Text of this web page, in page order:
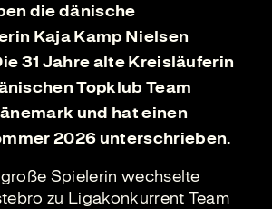
die dänische
Kaja Kamp Nielsen
31 Jahre alte Kreisläuferin
Topklub Team
und hat einen
2026 unterschrieben.
Spielerin wechselte
zu Ligakonkurrent Team